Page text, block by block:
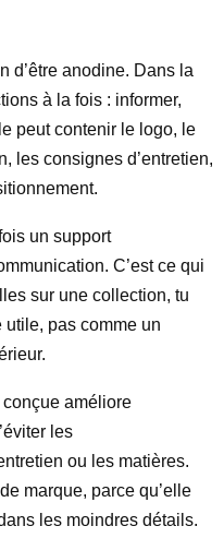
d’être anodine. Dans la
à la fois : informer,
peut contenir le logo, le
les consignes d’entretien,
un support
C’est ce qui
sur une collection, tu
pas comme un
améliore
les
ou les matières.
marque, parce qu’elle
les moindres détails.